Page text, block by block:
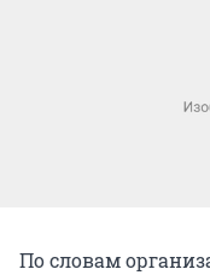
По словам